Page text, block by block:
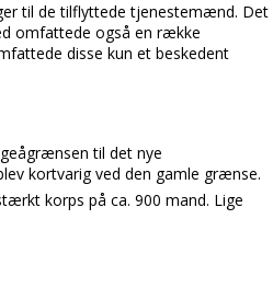
til de tilflyttede tjenestemænd. Det
omfattede også en række
disse kun et beskedent
til det nye
kortvarig ved den gamle grænse.
korps på ca. 900 mand. Lige